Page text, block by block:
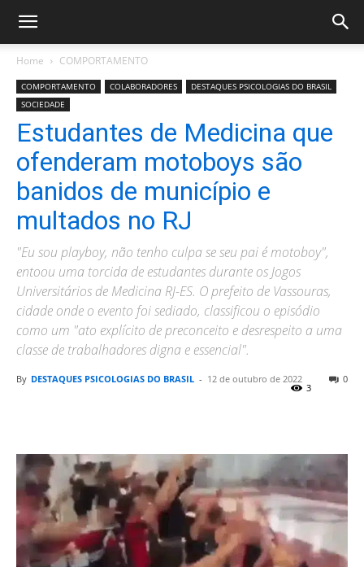
Home COMPORTAMENTO
COMPORTAMENTO COLABORADORES
DESTAQUES PSICOLOGIAS DO BRASIL
SOCIEDADE
Estudantes de Medicina que
ofenderam motoboys são
banidos de município e
multados no RJ
"Eu sou playboy, não tenho culpa se seu pai é motoboy",
entoou uma torcida de estudantes durante os Jogos
Universitários de Medicina RJ-ES. O prefeito de Vassouras,
cidade onde o evento foi sediado, classificou o episódio
como um "ato explícito de preconceito e desrespeito a uma
classe de trabalhadores digna e essencial".
By DESTAQUES PSICOLOGIAS DO BRASIL - 12 de outubro de 2022 0
3